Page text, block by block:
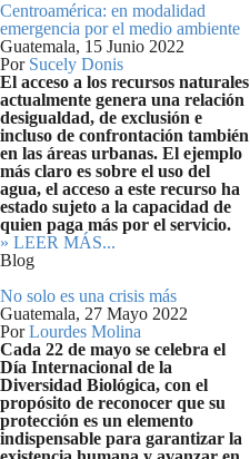
Centroamérica: en modalidad
emergencia por el medio ambiente
Guatemala, 15 Junio 2022
Por Sucely Donis
El acceso a los recursos naturales
actualmente genera una relación
desigualdad, de exclusión e
incluso de confrontación también
en las áreas urbanas. El ejemplo
más claro es sobre el uso del
agua, el acceso a este recurso ha
estado sujeto a la capacidad de
quien paga más por el servicio.
» LEER MÁS...
Blog
No solo es una crisis más
Guatemala, 27 Mayo 2022
PorLourdes Molina
Cada 22 de mayo se celebra el
Día Internacional de la
Diversidad Biológica, con el
propósito de reconocer que su
protección es un elemento
indispensable para garantizar la